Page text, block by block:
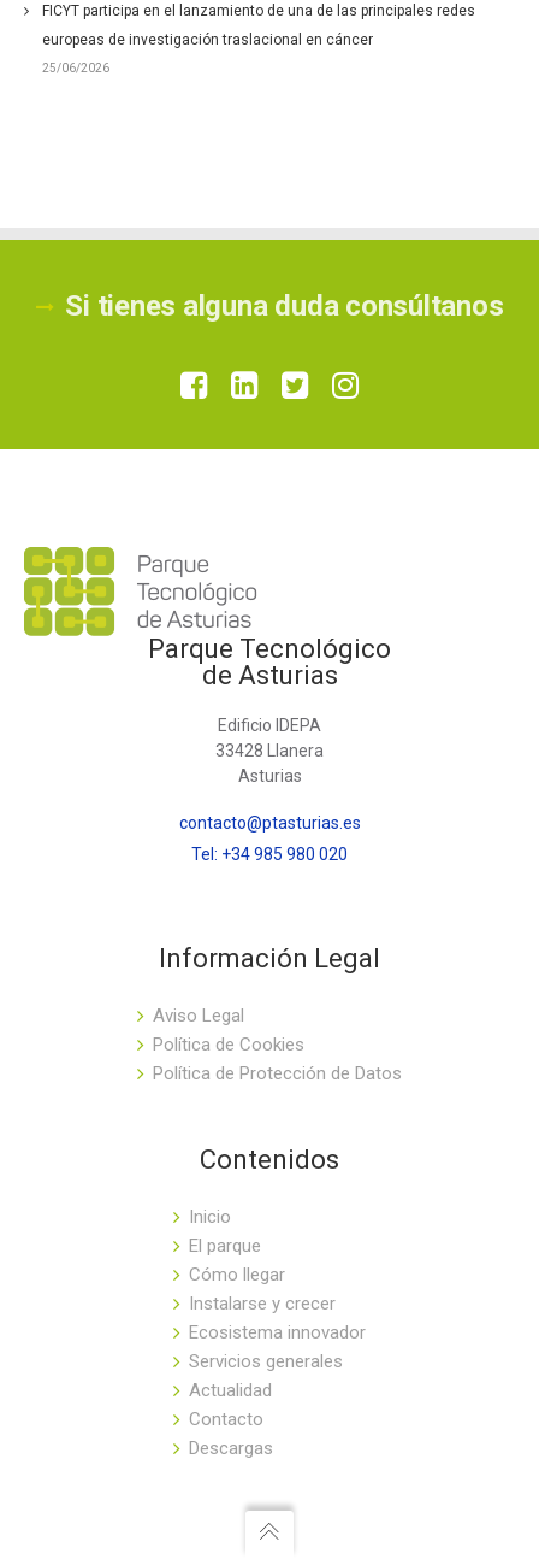
FICYT participa en el lanzamiento de una de las principales redes
europeas de investigación traslacional en cáncer
25/06/2026
Si tienes alguna duda consúltanos
Parque Tecnológico
de Asturias
Edificio IDEPA
33428 Llanera
Asturias
contacto@ptasturias.es
Tel: +34 985 980 020
Información Legal
Aviso Legal
Política de Cookies
Política de Protección de Datos
Contenidos
Inicio
El parque
Cómo llegar
Instalarse y crecer
Ecosistema innovador
Servicios generales
Actualidad
Contacto
Descargas